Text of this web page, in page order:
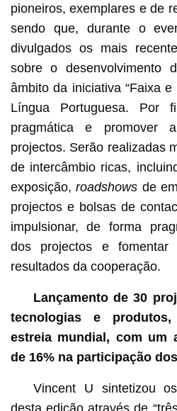
pioneiros, exemplares e de
sendo que, durante o
divulgados os mais
sobre o desenvolvimento
âmbito da iniciativa “Faixa
Língua Portuguesa. Por
pragmática e promover
projectos. Serão realizadas
de intercâmbio ricas,
exposição,roadshows de
projectos e bolsas de
impulsionar, de forma
dos projectos e fomentar
resultados da cooperação.
Lançamento de 30
tecnologias e
estreia mundial, com um
de 16% na participação
Vincent U sintetizou
desta edição através de